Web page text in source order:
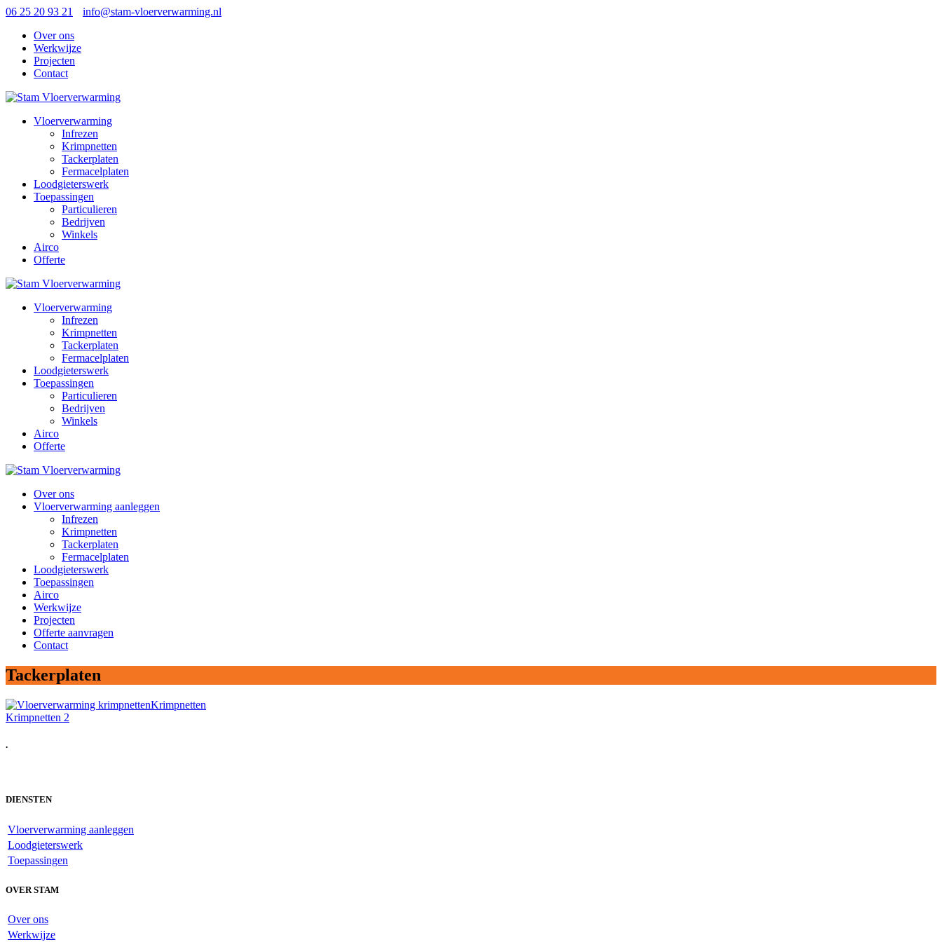
06 25 20 93 21
info@stam-vloerverwarming.nl
Over ons
Werkwijze
Projecten
Contact
Vloerverwarming
Infrezen
Krimpnetten
Tackerplaten
Fermacelplaten
Loodgieterswerk
Toepassingen
Particulieren
Bedrijven
Winkels
Airco
Offerte
Vloerverwarming
Infrezen
Krimpnetten
Tackerplaten
Fermacelplaten
Loodgieterswerk
Toepassingen
Particulieren
Bedrijven
Winkels
Airco
Offerte
Over ons
Vloerverwarming aanleggen
Infrezen
Krimpnetten
Tackerplaten
Fermacelplaten
Loodgieterswerk
Toepassingen
Airco
Werkwijze
Projecten
Offerte aanvragen
Contact
Tackerplaten
Krimpnetten
Krimpnetten 2
.
DIENSTEN
Vloerverwarming aanleggen
Loodgieterswerk
Toepassingen
OVER STAM
Over ons
Werkwijze